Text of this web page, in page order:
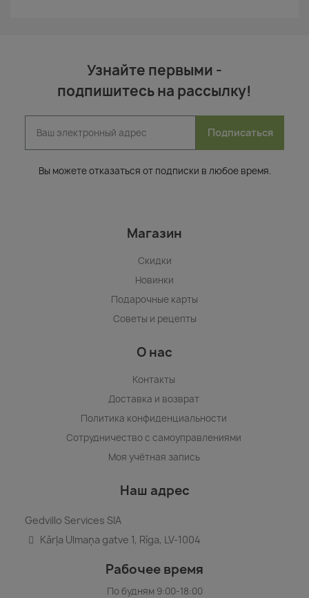
Узнайте первыми -
подпишитесь на рассылку!
Подписаться
Вы можете отказаться от подписки в любое время.
Магазин
Скидки
Новинки
Подарочные карты
Советы и рецепты
О нас
Контакты
Доставка и возврат
Политика конфиденциальности
Сотрудничество с самоуправлениями
Моя учётная запись
Наш адрес
Gedvillo Services SIA
Kārļa Ulmaņa gatve 1, Rīga, LV-1004
Рабочее время
По будням 9:00-18:00